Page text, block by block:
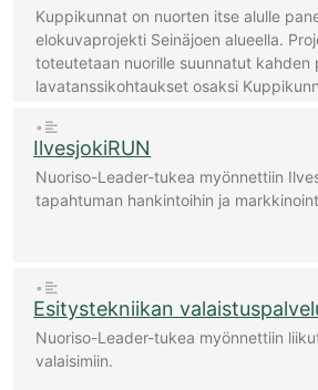
Kuppikunnat on nuorten itse alulle
elokuvaprojekti Seinäjoen alueella.
toteutetaan nuorille suunnatut kahden
lavatanssikohtaukset osaksi
IlvesjokiRUN
•
Nuoriso-Leader-tukea myönnettiin
tapahtuman hankintoihin ja
Esitystekniikan
•
Nuoriso-Leader-tukea myönnettiin
valaisimiin.